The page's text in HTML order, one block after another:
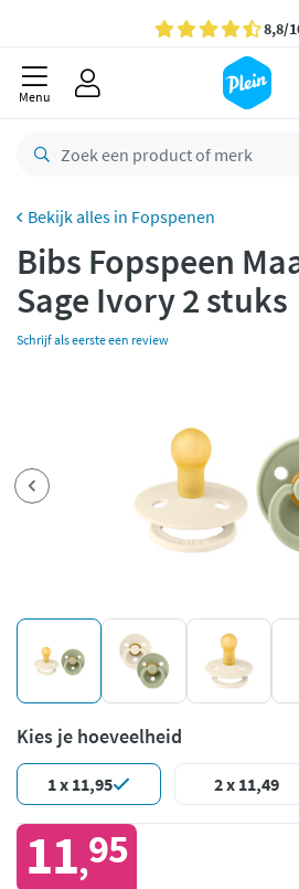
Gratisbezorging
besteld,
Betaal met
Menu
Fopspenen
Bibs Fopspeen
Sage Ivory 2 stuks
Schrijf als eerste een review
Kies je hoeveelheid
1 x 11,95 2 x 11,49
11,95